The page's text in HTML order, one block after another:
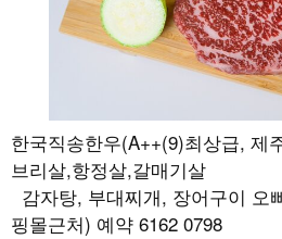
한국직송한우(A++(9)최상급, 제
브리살,항정살,갈매기살
감자탕, 부대찌개, 장어구이 오
핑몰근처) 예약 6162 0798